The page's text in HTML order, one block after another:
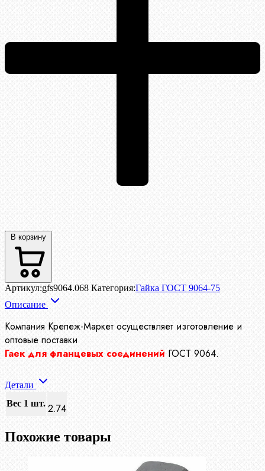
В корзину
Артикул:gfs9064.068 Категория:Гайка ГОСТ 9064-75
Описание
Компания Крепеж-Маркет осуществляет изготовление и
оптовые поставки
Гаек для фланцевых соединений ГОСТ 9064.
Детали
Вес 1 шт. 2.74
Похожие товары